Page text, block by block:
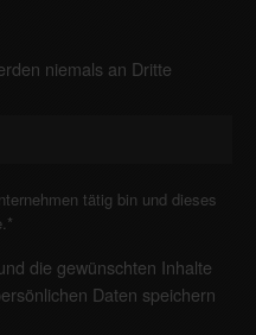
niemals an Dritte
tätig bin und dieses
*
die gewünschten Inhalte
Daten speichern